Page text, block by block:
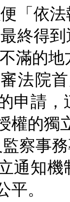
「依
終得
滿的
法院
申請
權的獨
察事
通知
平。